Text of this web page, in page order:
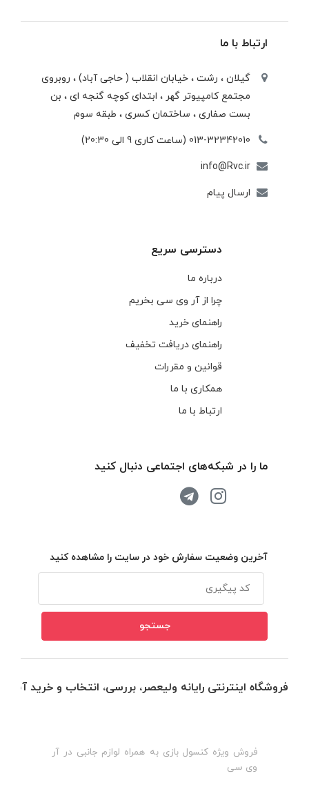
ارتباط با ما
گیلان ، رشت ، خيابان انقلاب ( حاجی آباد) ، روبروی
مجتمع كامپيوتر گهر ، ابتدای كوچه گنجه ای ، بن
بست صفاری ، ساختمان كسری ، طبقه سوم
013-32342010 (ساعت کاری 9 الی 20:30)
info@Rvc.ir
ارسال پیام
دسترسی سریع
درباره ما
چرا از آر وی سی بخریم
راهنمای خرید
راهنمای دریافت تخفیف
قوانین و مقررات
همکاری با ما
ارتباط با ما
ما را در شبکه‌های اجتماعی دنبال کنید
آخرین وضعیت سفارش خود در سایت را مشاهده کنید
فروشگاه اینترنتی رایانه ولیعصر، بررسی، انتخاب و خرید
فروش ویژه کنسول بازی به همراه لوازم جانبی در آر
وی سی